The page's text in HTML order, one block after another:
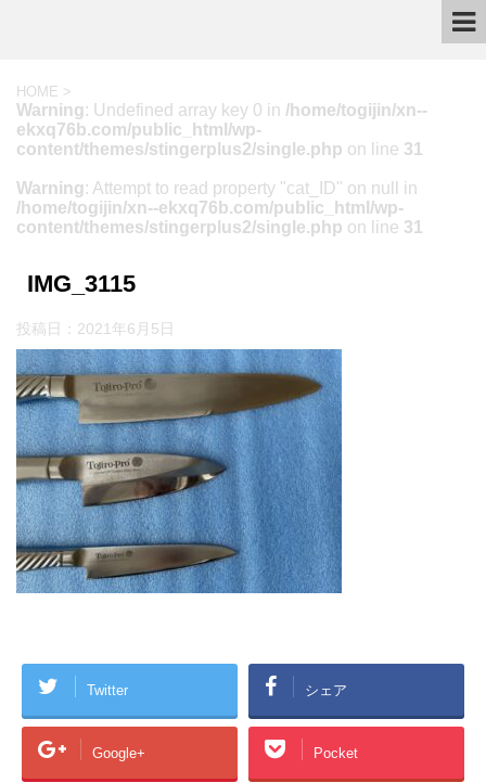
HOME >
Warning: Undefined array key 0 in /home/togijin/xn--
ekxq76b.com/public_html/wp-
content/themes/stingerplus2/single.php on line 31
Warning: Attempt to read property "cat_ID" on null in
/home/togijin/xn--ekxq76b.com/public_html/wp-
content/themes/stingerplus2/single.php on line 31
IMG_3115
投稿日： 2021年6月5日
Twitter シェア
Google+ Pocket